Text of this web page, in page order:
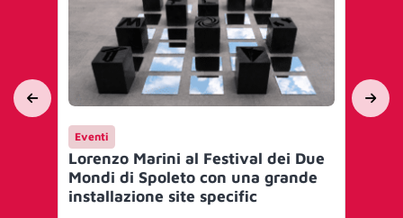
Eventi
Lorenzo Marini al Festival dei Due
Mondi di Spoleto con una grande
installazione site specific